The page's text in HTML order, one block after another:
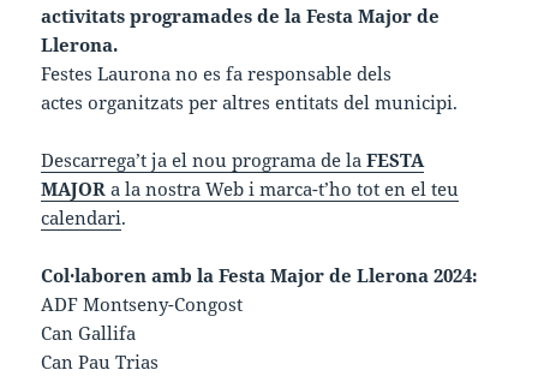
activitats programades de la Festa Major de
Llerona.
Festes Laurona no es fa responsable dels
actes organitzats per altres entitats del municipi.
Descarrega’t ja el nou programa de laFESTA
MAJOR a la nostra Web i marca-t’ho tot en el teu
calendari.
Col·laboren amb la Festa Major de Llerona 2024:
ADF Montseny-Congost
Can Gallifa
Can Pau Trias